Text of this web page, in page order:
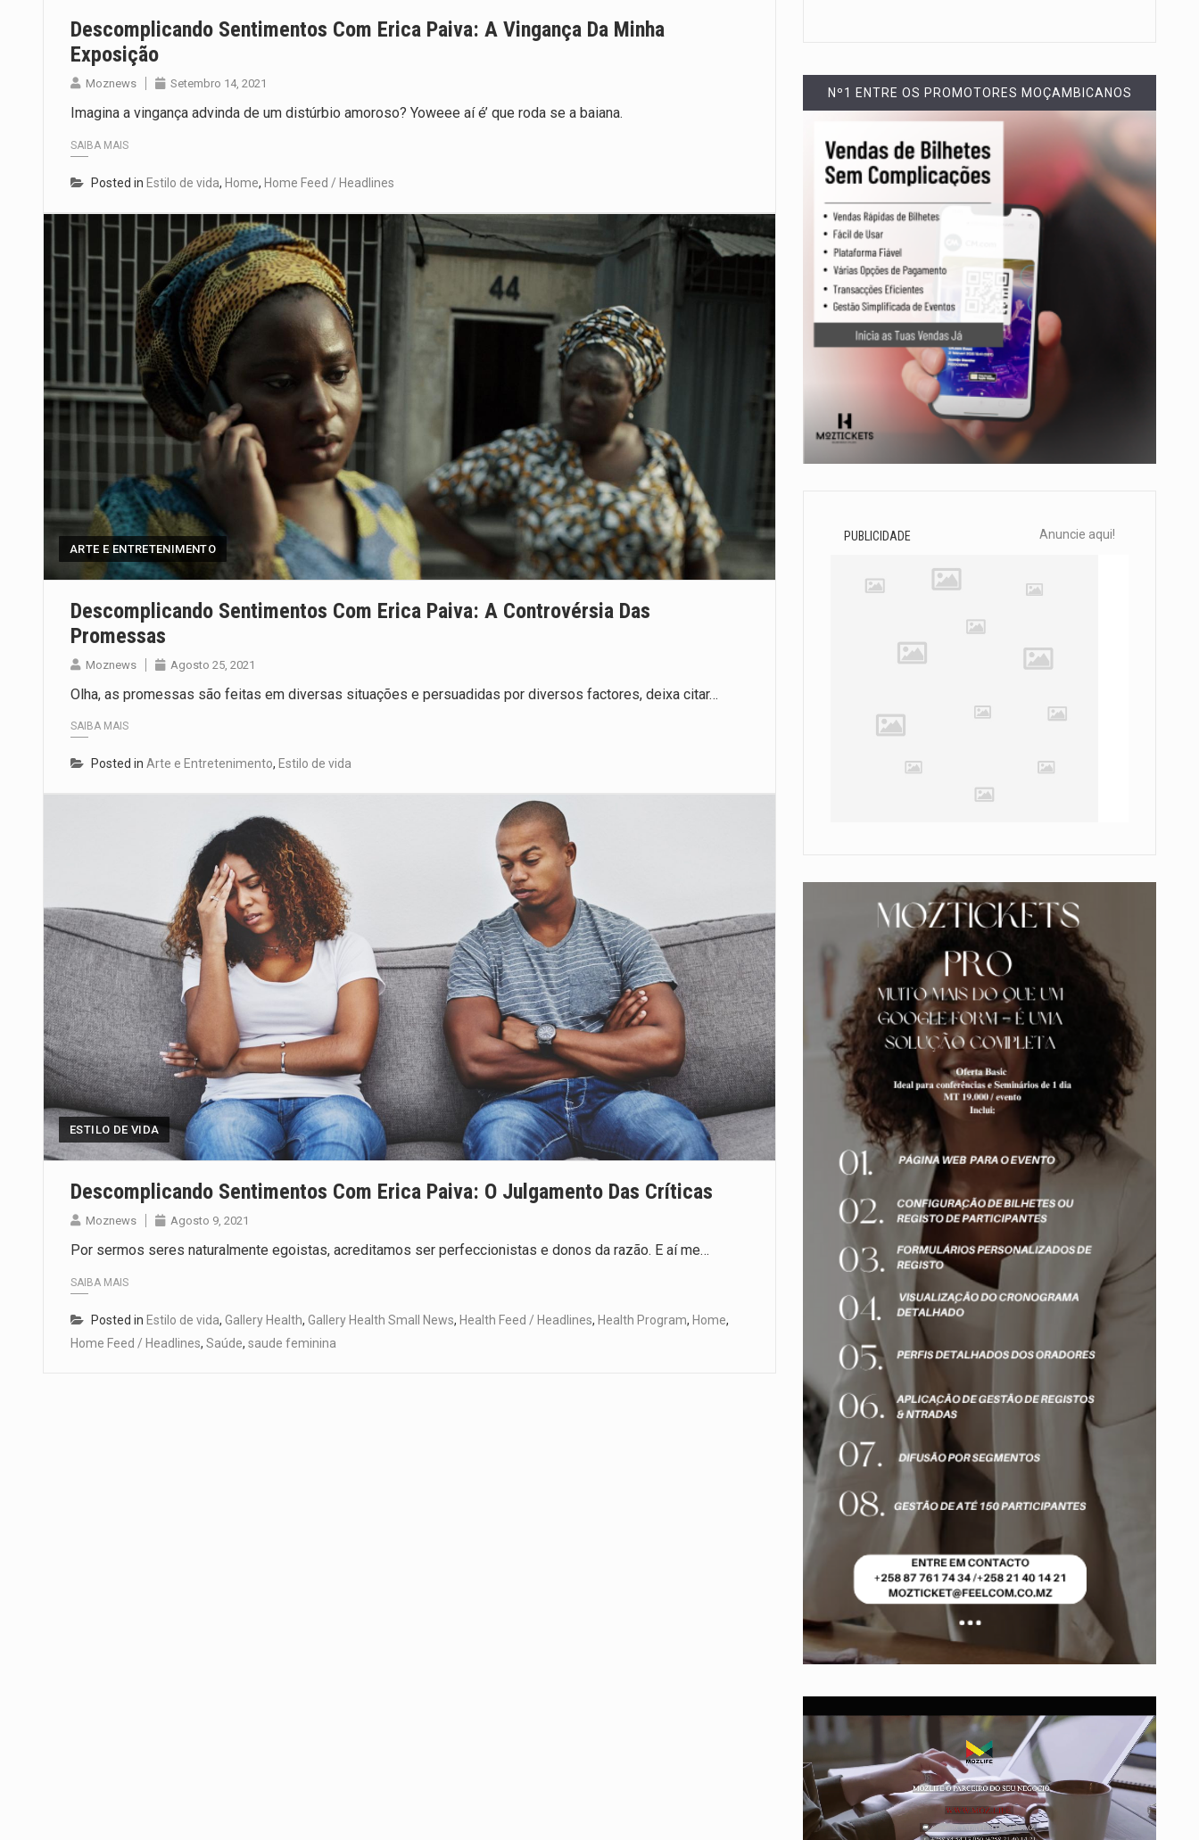
Descomplicando Sentimentos Com Erica Paiva: A Vingança Da Minha
Exposição
Moznews Setembro 14, 2021
Imagina a vingança advinda de um distúrbio amoroso? Yoweee aí é’ que roda se a baiana.
SAIBA MAIS
Posted in Estilo de vida, Home, Home Feed / Headlines
ARTE E ENTRETENIMENTO
Descomplicando Sentimentos Com Erica Paiva: A Controvérsia Das
Promessas
Moznews Agosto 25, 2021
Olha, as promessas são feitas em diversas situações e persuadidas por diversos factores, deixa citar…
SAIBA MAIS
Posted in Arte e Entretenimento, Estilo de vida
ESTILO DE VIDA
Descomplicando Sentimentos Com Erica Paiva: O Julgamento Das Críticas
Moznews Agosto 9, 2021
Por sermos seres naturalmente egoistas, acreditamos ser perfeccionistas e donos da razão. E aí me…
SAIBA MAIS
Posted in Estilo de vida, Gallery Health, Gallery Health Small News, Health Feed / Headlines, Health Program, Home,
Home Feed / Headlines, Saúde, saude feminina
Nº1 ENTRE OS PROMOTORES MOÇAMBICANOS
PUBLICIDADE Anuncie aqui!